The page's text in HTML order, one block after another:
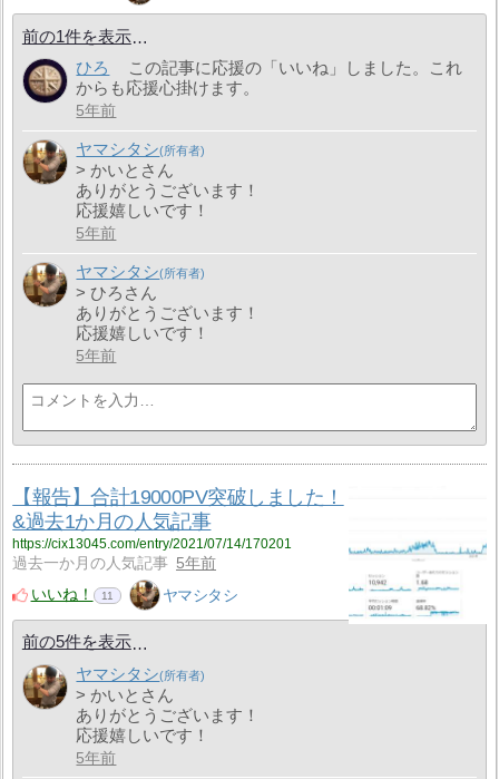
前の1件を表示
ひろ
この記事に応援の「いいね」しました。これ
からも応援心掛けます。
5年前
ヤマシタシ
> かいとさん
ありがとうございます！
応援嬉しいです！
5年前
ヤマシタシ
> ひろさん
ありがとうございます！
応援嬉しいです！
5年前
【報告】合計19000PV突破しました！
&過去1か月の人気記事
https://cix13045.com/entry/2021/07/14/170201
過去一か月の人気記事 5年前
いいね！
11 ヤマシタシ
前の5件を表示
ヤマシタシ
> かいとさん
ありがとうございます！
応援嬉しいです！
5年前